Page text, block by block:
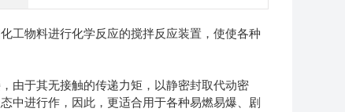
料进行化学反应的搅拌反应装置，使使各种
由于其无接触的传递力矩，以静密封取代动密
中进行作，因此，更适合用于各种易燃易爆、剧